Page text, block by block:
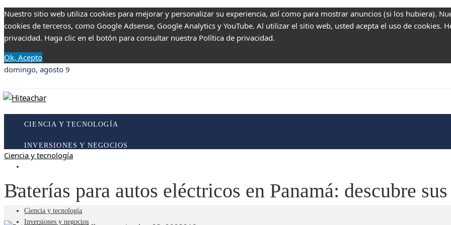
Nuestro sitio web utiliza cookies para mejorar y personalizar su experiencia, así como para mostrar anuncios (si los hubiera).
cookies de terceros, como Google Adsense, Google Analytics y YouTube. Al utilizar el sitio web, usted acepta el uso de cookies.
privacidad. Haga clic en el botón para consultar nuestra Política de privacidad.
Ok, Acepto
domingo, agosto 9
CIENCIA Y TECNOLOGÍA
INVERSIONES Y NEGOCIOS
CULTURA Y OCIO
Ciencia y tecnología
Inversiones y negocios
Ciencia y tecnología
Baterías para autos eléctricos en Panamá: descubre